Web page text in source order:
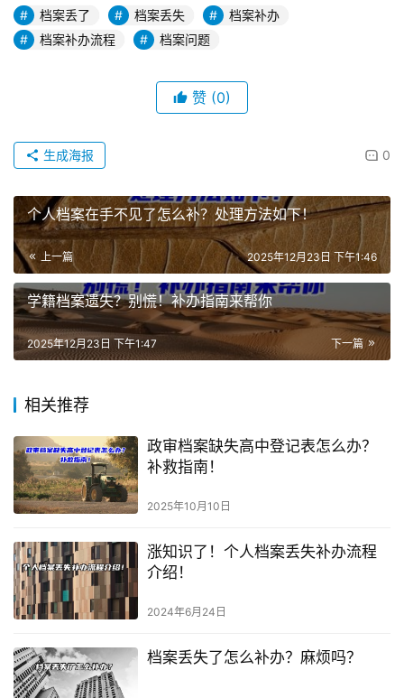
档案丢了 档案丢失
档案补办
档案补办流程
档案问题
赞 (0)
0
生成海报
个人档案在手不见了怎么补？处理方法如下！
上一篇 2025年12月23日 下午1:46
学籍档案遗失？别慌！补办指南来帮你
下一篇
2025年12月23日 下午1:47
相关推荐
政审档案缺失高中登记表怎么办？
补救指南！
2025年10月10日
涨知识了！个人档案丢失补办流程
介绍！
2024年6月24日
档案丢失了怎么补办？麻烦吗？